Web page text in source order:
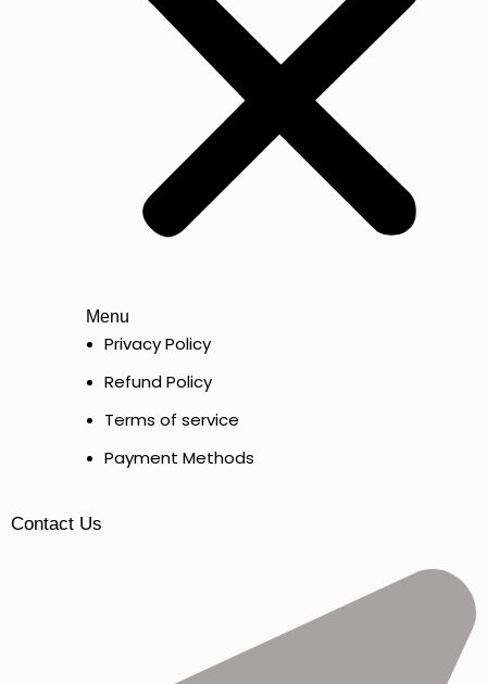
Menu
Privacy Policy
Refund Policy
Terms of service
Payment Methods
Contact Us